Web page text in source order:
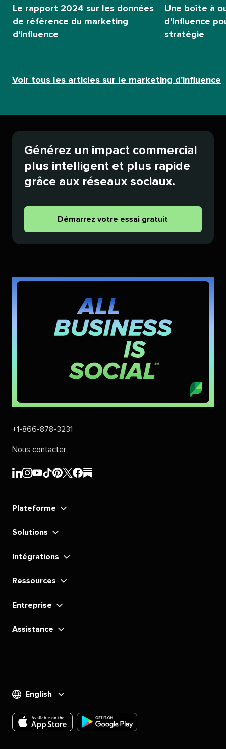
Le rapport 2024 sur les données
de référence du marketing
d'influence​​
Une boîte à
d'influence
stratégie​​
Voir tous les articles sur le marketing d'influence​​
Générez un impact commercial
plus intelligent et plus rapide
grâce aux réseaux sociaux.​​
Démarrez votre essai gratuit​​
+1-866-878-3231​​
Nous contacter​​
Sprout
LinkedIn​​
Sprout
Instagram​​
Sprout
YouTube​​
Sprout
TikTok​​
Sprout
Sprout
Sprout
Sprout
Plateforme​​
Solutions​​
Intégrations​​
Ressources​​
Entreprise​​
Assistance​​
English​​